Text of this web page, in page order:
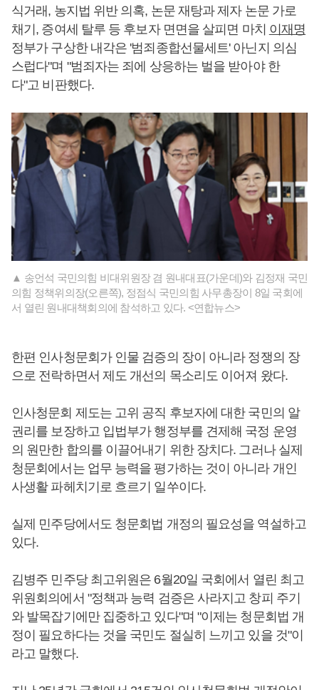
식거래, 농지법 위반 의혹, 논문 재탕과 제자 논문 가로
채기, 증여세 탈루 등 후보자 면면을 살피면 마치 이재명
정부가 구상한 내각은 '범죄종합선물세트' 아닌지 의심
스럽다"며 "범죄자는 죄에 상응하는 벌을 받아야 한
다"고 비판했다.
▲ 송언석 국민의힘 비대위원장 겸 원내대표(가운데)와 김정재 국민
의힘 정책위의장(오른쪽), 정점식 국민의힘 사무총장이 8일 국회에
서 열린 원내대책회의에 참석하고 있다. <연합뉴스>
한편 인사청문회가 인물 검증의 장이 아니라 정쟁의 장
으로 전락하면서 제도 개선의 목소리도 이어져 왔다.
인사청문회 제도는 고위 공직 후보자에 대한 국민의 알
권리를 보장하고 입법부가 행정부를 견제해 국정 운영
의 원만한 합의를 이끌어내기 위한 장치다. 그러나 실제
청문회에서는 업무 능력을 평가하는 것이 아니라 개인
사생활 파헤치기로 흐르기 일쑤이다.
실제 민주당에서도 청문회법 개정의 필요성을 역설하고
있다.
김병주 민주당 최고위원은 6월20일 국회에서 열린 최고
위원회의에서 "정책과 능력 검증은 사라지고 창피 주기
와 발목잡기에만 집중하고 있다"며 "이제는 청문회법 개
정이 필요하다는 것을 국민도 절실히 느끼고 있을 것"이
라고 말했다.